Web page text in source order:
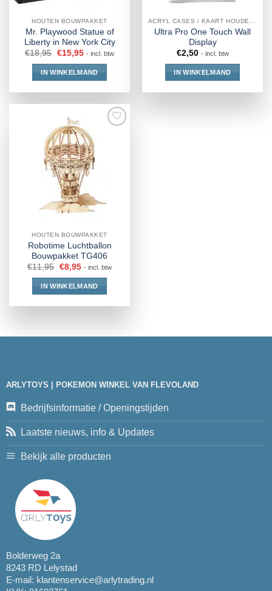
HOUTEN BOUWPAKKET
Mr. Playwood Statue of
Liberty in New York City
€18,95 €15,95 - incl. btw
IN WINKELMAND
Ultra Pro One Touch Wall
Display
€2,50 - incl. btw
IN WINKELMAND
HOUTEN BOUWPAKKET
Robotime Luchtballon
Bouwpakket TG406
€11,95 €8,95 - incl. btw
IN WINKELMAND
ARLYTOYS | POKEMON WINKEL VAN FLEVOLAND
Bedrijfsinformatie / Openingstijden
Laatste nieuws, info & Updates
Bekijk alle producten
Bolderweg 2a
8243 RD Lelystad
E-mail: klantenservice@arlytrading.nl